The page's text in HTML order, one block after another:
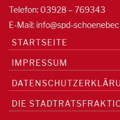
Telefon: 03928 – 769343
E-Mail: info@spd-
STARTSEITE
IMPRESSUM
DIE